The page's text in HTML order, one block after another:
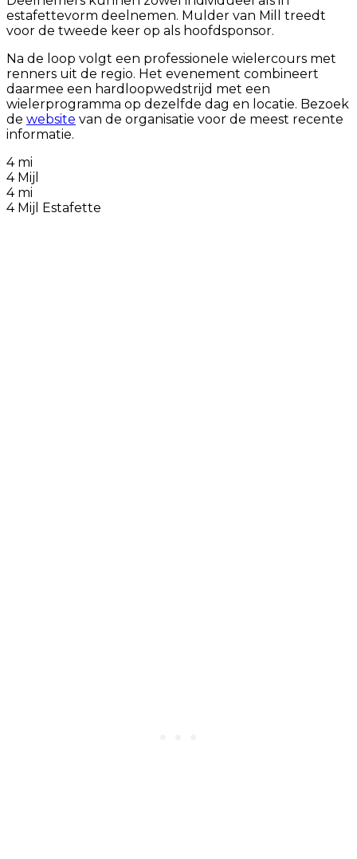
estafettevorm deelnemen. Mulder van Mill treedt
voor de tweede keer op als hoofdsponsor.
Na de loop volgt een professionele wielercours met
renners uit de regio. Het evenement combineert
daarmee een hardloopwedstrijd met een
wielerprogramma op dezelfde dag en locatie. Bezoek
de website van de organisatie voor de meest recente
informatie.
4 mi
4 Mijl
4 mi
4 Mijl Estafette